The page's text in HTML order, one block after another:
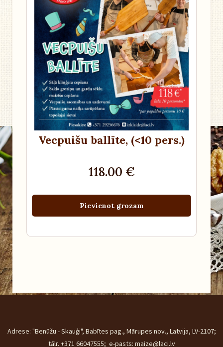
Vecpuišu ballīte, (<10 pers.)
118.00 €
Pievienot grozam
Adrese: "Benūžu - Skauģi", Babītes pag., Mārupes nov., Latvija, LV-2107;
tālr. +371 66047555; e-pasts: maize@laci.lv